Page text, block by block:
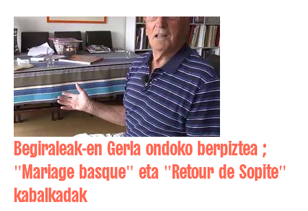
Begiraleak-en Gerla ondoko berpiztea ;
"Mariage basque" eta "Retour de Sopite"
kabalkadak